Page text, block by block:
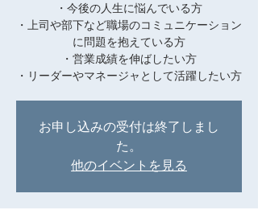
・今後の人生に悩んでいる方
・上司や部下など職場のコミュニケーション
に問題を抱えている方
・営業成績を伸ばしたい方
・リーダーやマネージャとして活躍したい方
お申し込みの受付は終了しまし
た。
他のイベントを見る